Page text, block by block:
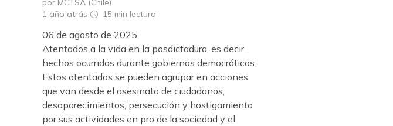
por MCTSA (Chile)
1 año atrás
15 min lectura
06 de agosto de 2025
Atentados a la vida en la posdictadura, es decir,
hechos ocurridos durante gobiernos democráticos.
Estos atentados se pueden agrupar en acciones
que van desde el asesinato de ciudadanos,
desaparecimientos, persecución y hostigamiento
por sus actividades en pro de la sociedad y el